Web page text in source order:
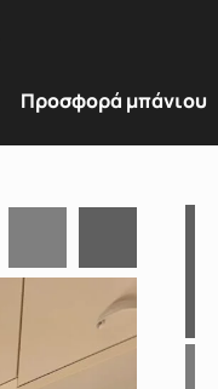
Προσφορά μπάνιου